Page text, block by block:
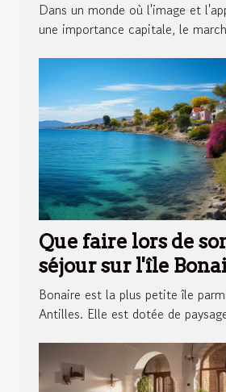
l'ère des
françaises
Dans un monde où l'image et
une importance capitale, le
Que faire lors de
séjour sur l'île
Bonaire est la plus petite île
Antilles. Elle est dotée de